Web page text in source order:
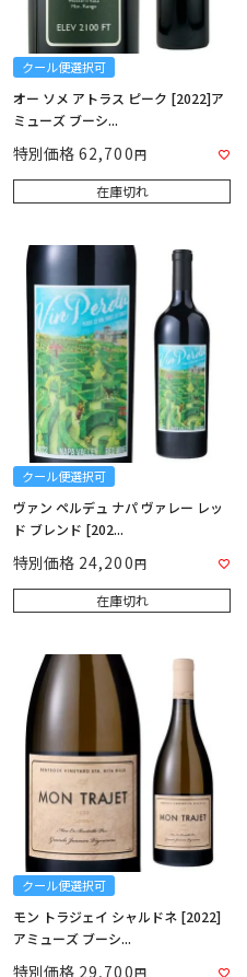
クール便選択可
オー ソメ アトラス ピーク [2022]ア
ミューズ ブーシ...
特別価格 62,700
在庫切れ
クール便選択可
ヴァン ペルデュ ナパ ヴァレー レッ
ド ブレンド [202...
特別価格 24,200
在庫切れ
クール便選択可
モン トラジェイ シャルドネ [2022]
アミューズ ブーシ...
特別価格 29,700